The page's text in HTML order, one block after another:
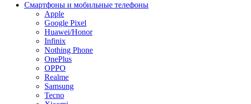
Смартфоны и мобильные телефоны
Apple
Google Pixel
Huawei/Honor
Infinix
Nothing Phone
OnePlus
OPPO
Realme
Samsung
Tecno